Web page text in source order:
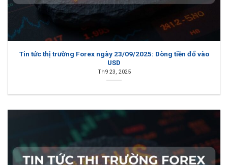
Tin tức thị trường Forex ngày 23/09/2025: Dòng tiền đổ vào
USD
Th9 23, 2025